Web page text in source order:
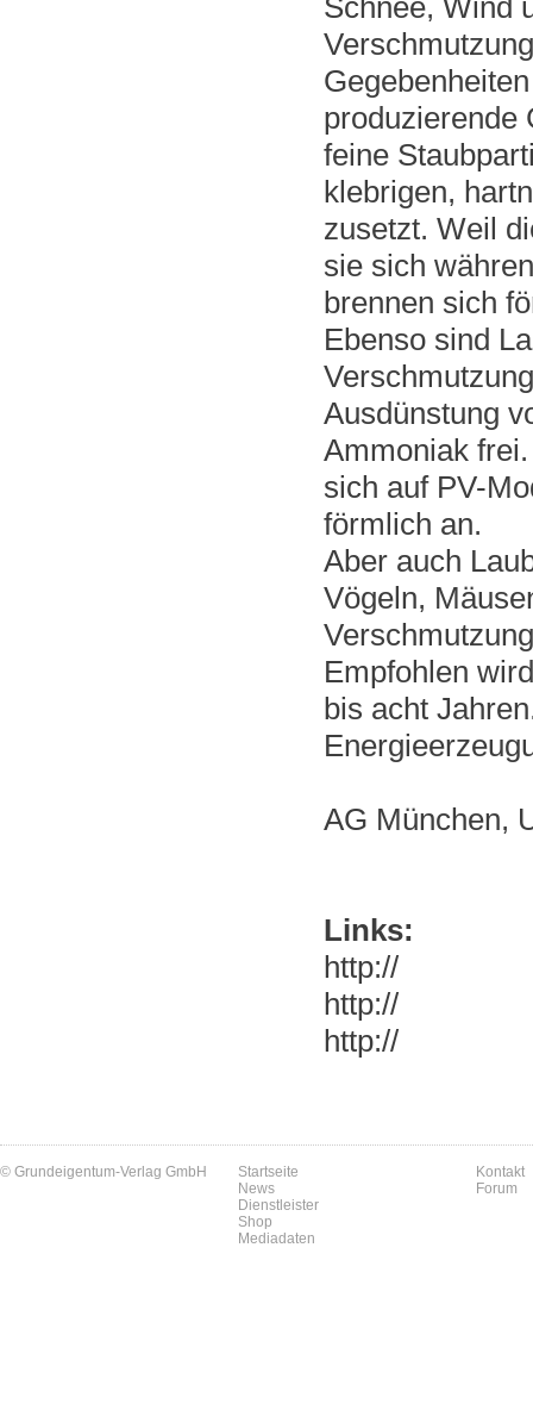
Schnee, Wind
produzierende
feine
klebrigen,
zusetzt. Weil
sie sich
brennen sich
Ebenso sind
Ausdünstung
Ammoniak
sich auf PV-
förmlich an.
Aber auch
Vögeln,
Empfohlen
bis acht
AG München,
Links:
http://
http://
http://
© Grundeigentum-Verlag GmbH
Startseite
News
Dienstleister
Shop
Mediadaten
Kontakt
Forum